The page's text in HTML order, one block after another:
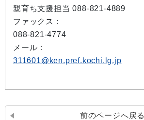
親育ち支援担当 088-821-4889
ファックス：
088-821-4774
メール：
311601@ken.pref.kochi.lg.jp
前のページへ戻る